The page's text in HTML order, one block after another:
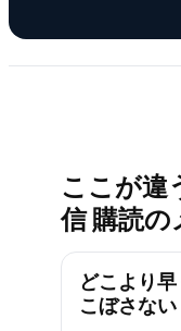
ここが違
信 購読の
どこより
こぼさない